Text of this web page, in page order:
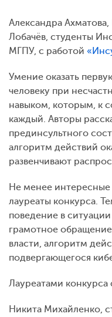
Александра Ахматова,
Лобачёв, студенты
МГПУ, с работой
Умение оказать
человеку при
навыком, которым, к
каждый. Авторы
прединсультного
алгоритм действий
развенчивают
Не менее
лауреаты конкурса.
поведение в
грамотное
власти, алгоритм
подвергающегося
Лауреатами конкурса
Никита Михайленко,